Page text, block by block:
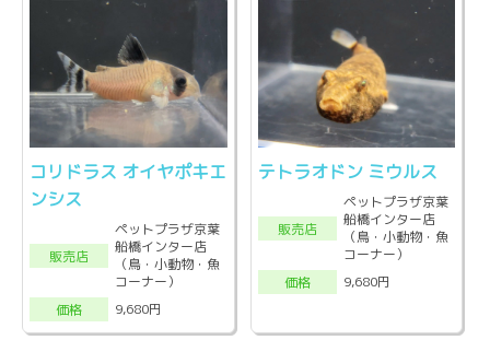
コリドラス オイヤポキエ
ンシス
販売店
ペットプラザ京葉
船橋インター店
（鳥・小動物・魚
コーナー）
価格
9,680円
テトラオドン ミウルス
販売店
ペットプラザ京葉
船橋インター店
（鳥・小動物・魚
コーナー）
価格
9,680円